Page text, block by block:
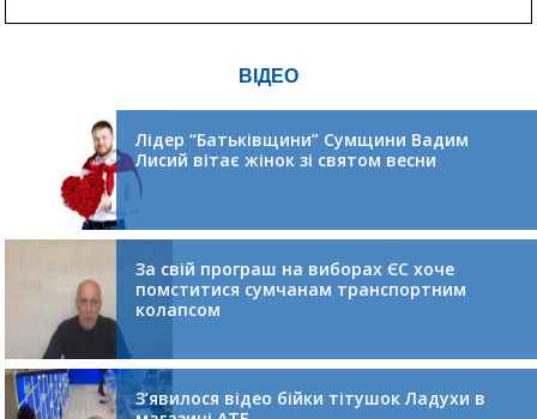
ВІДЕО
Лідер “Батьківщини” Сумщини Вадим
Лисий вітає жінок зі святом весни
За свій програш на виборах ЄС хоче
помститися сумчанам транспортним
колапсом
З’явилося відео бійки тітушок Ладухи в